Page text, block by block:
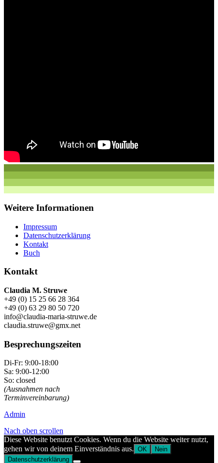
Weitere Informationen
Impressum
Datenschutzerklärung
Kontakt
Buch
Kontakt
Claudia M. Struwe
+49 (0) 15 25 66 28 364
+49 (0) 63 29 80 50 720
info@claudia-maria-struwe.de
claudia.struwe@gmx.net
Besprechungszeiten
Di-Fr: 9:00-18:00
Sa: 9:00-12:00
So: closed
(Ausnahmen nach
Terminvereinbarung)
Admin
Nach oben scrollen
Diese Website benutzt Cookies. Wenn du die Website weiter nutzt,
gehen wir von deinem Einverständnis aus. OK
Nein
Datenschutzerklärung